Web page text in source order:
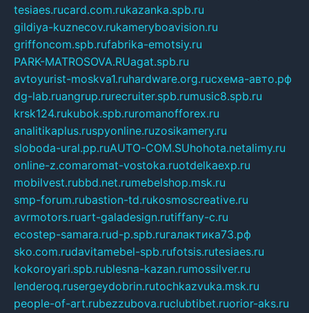
tesiaes.rucard.com.rukazanka.spb.ru
gildiya-kuznecov.rukameryboavision.ru
griffoncom.spb.rufabrika-emotsiy.ru
PARK-MATROSOVA.RUagat.spb.ru
avtoyurist-moskva1.ruhardware.org.ruсхема-авто.рф
dg-lab.ruangrup.rurecruiter.spb.rumusic8.spb.ru
krsk124.rukubok.spb.ruromanofforex.ru
analitikaplus.ruspyonline.ruzosikamery.ru
sloboda-ural.pp.ruAUTO-COM.SUhohota.netalimy.ru
online-z.comaromat-vostoka.ruotdelkaexp.ru
mobilvest.rubbd.net.rumebelshop.msk.ru
smp-forum.rubastion-td.rukosmoscreative.ru
avrmotors.ruart-galadesign.rutiffany-c.ru
ecostep-samara.rud-p.spb.ruгалактика73.рф
sko.com.rudavitamebel-spb.rufotsis.rutesiaes.ru
kokoroyari.spb.rublesna-kazan.rumossilver.ru
lenderoq.rusergeydobrin.rutochkazvuka.msk.ru
people-of-art.rubezzubova.ruclubtibet.ruorior-aks.ru